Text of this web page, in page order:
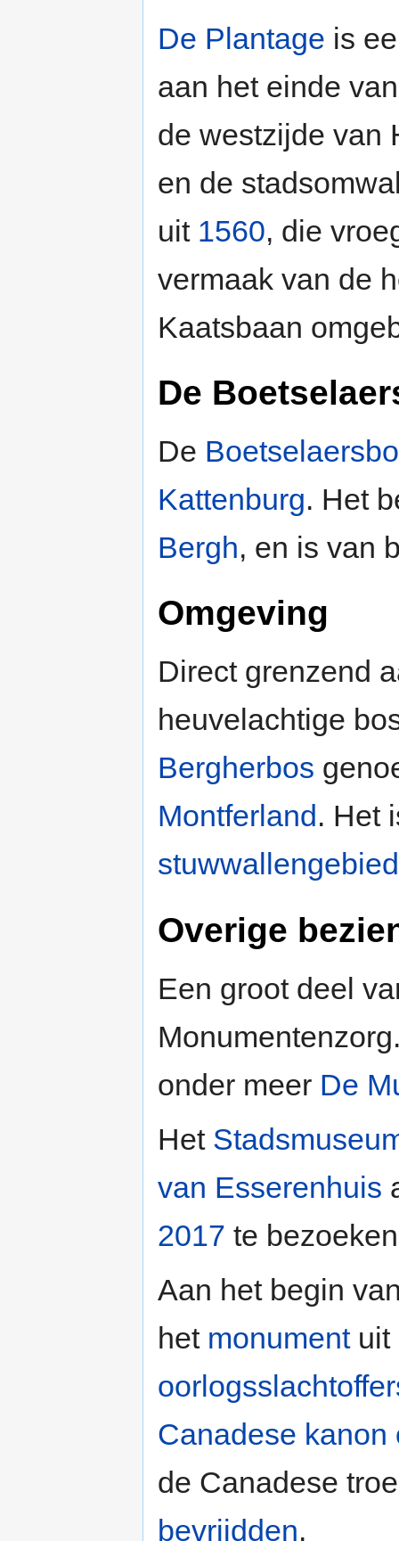
De Plantage is
aan het einde
de westzijde van
en de
uit 1560, die
vermaak van de
Kaatsbaan
De
De
Kattenburg. Het
Bergh, en is van
Omgeving
Direct grenzend
heuvelachtige
Bergherbos
Montferland . Het
stuwwallengebied
Overige
Een groot deel
onder meer De
Het
van Esserenhuis
2017 te
Aan het begin
het monumentuit
Canadese kanon
de Canadese
bevrijdden.